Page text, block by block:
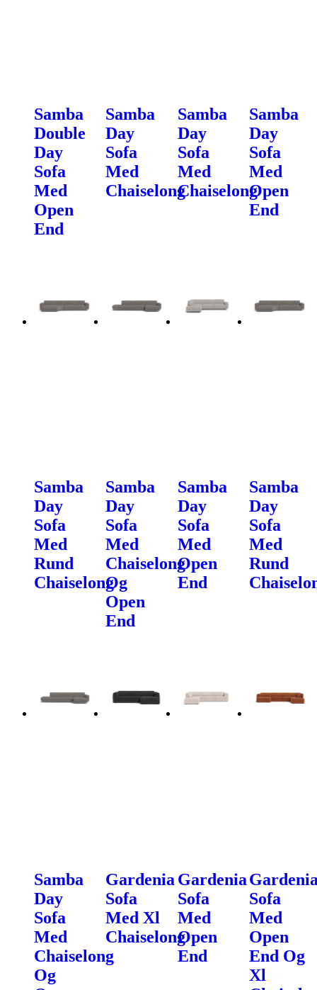
Samba
Double
Day
Sofa
Med
Open
End
Samba
Day
Sofa
Med
Chaiselong
Samba
Day
Sofa
Med
Chaiselong
Samba
Day
Sofa
Med
Open
End
Samba
Day
Sofa
Med
Rund
Chaiselong
Samba
Day
Sofa
Med
Chaiselong
Og
Open
End
Samba
Day
Sofa
Med
Open
End
Samba
Day
Sofa
Med
Rund
Samba
Day
Sofa
Med
Chaiselong
Og
Gardenia
Sofa
Med Xl
Chaiselong
Gardenia
Sofa
Med
Open
End
Sofa
Med
Open
End Og
Xl